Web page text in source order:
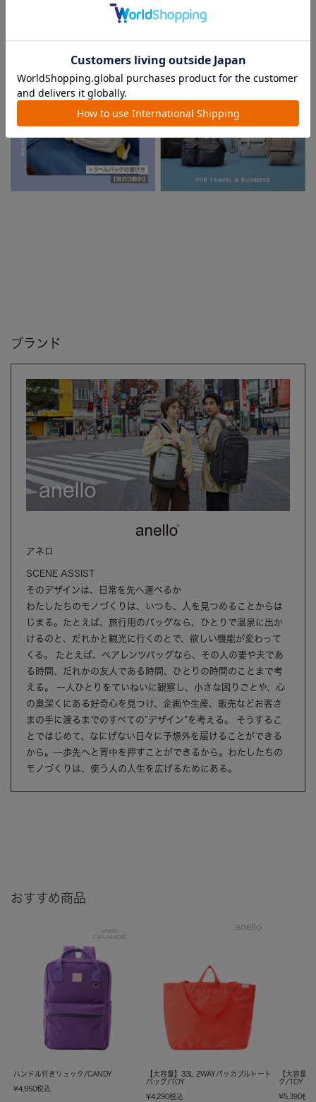
ブランド
アネロ
SCENE ASSIST
そのデザインは、日常を先へ運べるか
わたしたちのモノづくりは、いつも、人を見つめることからは
じまる。たとえば、旅行用のバッグなら、ひとりで温泉に出か
けるのと、だれかと観光に行くのとで、欲しい機能が変わって
くる。 たとえば、ペアレンツバッグなら、その人の妻や夫であ
る時間、だれかの友人である時間、ひとりの時間のことまで考
える。 一人ひとりをていねいに観察し、小さな困りごとや、心
の奥深くにある好奇心を見つけ、企画や生産、販売などお客さ
まの手に渡るまでのすべての”デザイン”を考える。 そうするこ
とではじめて、なにげない日々に予想外を届けることができる
から。一歩先へと背中を押すことができるから。わたしたちの
モノづくりは、使う人の人生を広げるためにある。
おすすめ商品
ハンドル付きリュック/CANDY
¥4,950税込
【大容量】33L 2WAYパッカブルトート
バッグ/TOY
¥4,290税込
【大容量
ク/TOY
¥5,390税込